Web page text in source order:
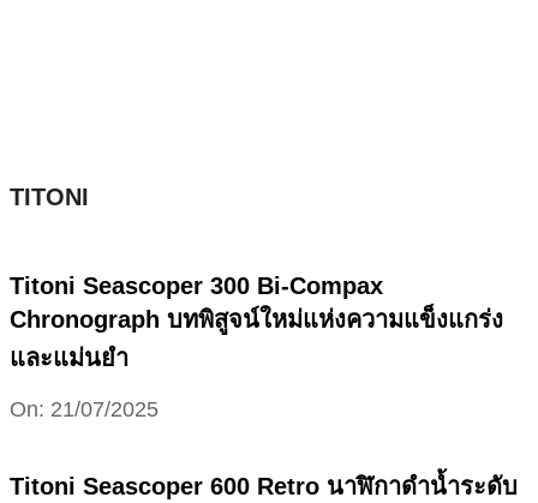
TITONI
Titoni Seascoper 300 Bi-Compax
Chronograph บทพิสูจน์ใหม่แห่งความแข็งแกร่ง
และแม่นยำ
2025-
On: 21/07/2025
Titoni Seascoper 600 Retro นาฬิกาดำน้ำระดับ